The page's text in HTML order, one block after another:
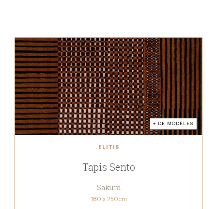
+ DE MODÈLES
ELITIS
Tapis Sento
Sakura
180 x 250cm